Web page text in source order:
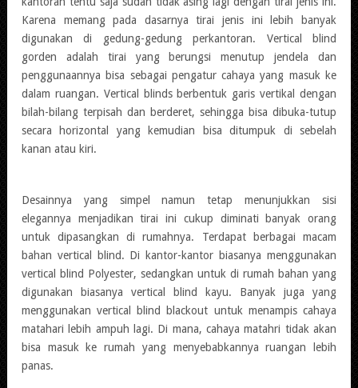
Karena memang pada dasarnya tirai jenis ini lebih banyak
digunakan di gedung-gedung perkantoran. Vertical blind
gorden adalah tirai yang berungsi menutup jendela dan
penggunaannya bisa sebagai pengatur cahaya yang masuk ke
dalam ruangan. Vertical blinds berbentuk garis vertikal dengan
bilah-bilang terpisah dan berderet, sehingga bisa dibuka-tutup
secara horizontal yang kemudian bisa ditumpuk di sebelah
kanan atau kiri.
Desainnya yang simpel namun tetap menunjukkan sisi
elegannya menjadikan tirai ini cukup diminati banyak orang
untuk dipasangkan di rumahnya. Terdapat berbagai macam
bahan vertical blind. Di kantor-kantor biasanya menggunakan
vertical blind Polyester, sedangkan untuk di rumah bahan yang
digunakan biasanya vertical blind kayu. Banyak juga yang
menggunakan vertical blind blackout untuk menampis cahaya
matahari lebih ampuh lagi. Di mana, cahaya matahri tidak akan
bisa masuk ke rumah yang menyebabkannya ruangan lebih
panas.